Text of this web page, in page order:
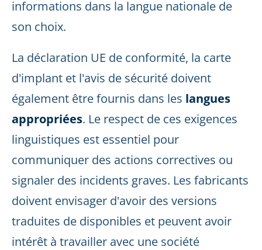
informations dans la langue nationale de
son choix.
La déclaration UE de conformité, la carte
d'implant et l'avis de sécurité doivent
également être fournis dans les langues
appropriées. Le respect de ces exigences
linguistiques est essentiel pour
communiquer des actions correctives ou
signaler des incidents graves. Les fabricants
doivent envisager d'avoir des versions
traduites de disponibles et peuvent avoir
intérêt à travailler avec une société